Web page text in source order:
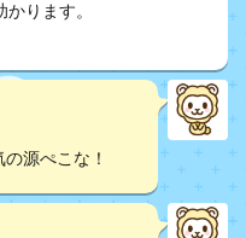
ります。
源ぺこな！